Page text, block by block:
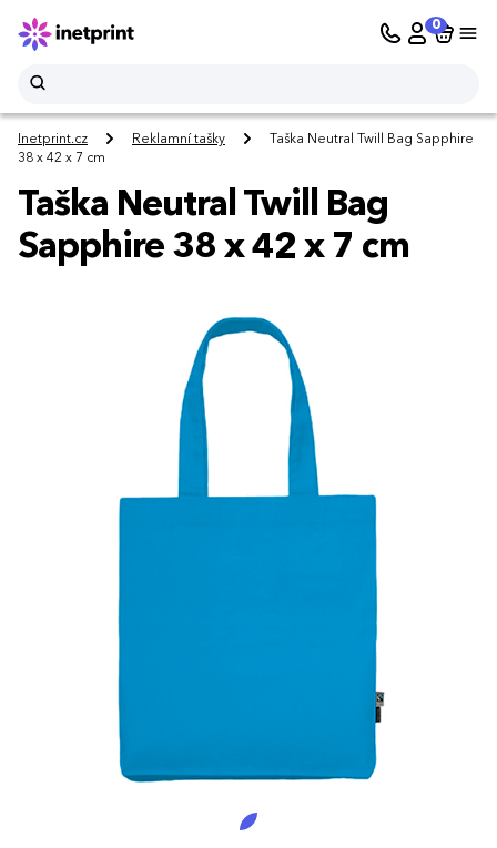
0
Inetprint.cz Reklamní tašky
Taška Neutral Twill Bag Sapphire
38 x 42 x 7 cm
Taška Neutral Twill Bag
Sapphire 38 x 42 x 7 cm